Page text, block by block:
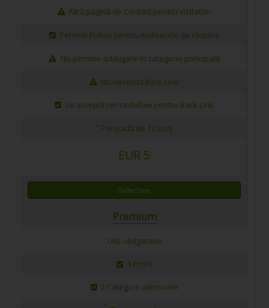
Fără pagină de Contact pentru vizitatori
Permite Follow pentru motoarele de căutare
Nu permite adăugare în categorie principală
Nu necesită Back Link
Se acceptă rel=nofollow pentru Back Link
* Perioadă de 12 Luni
EUR 5
Selectare
Premium
URL obligatoriu
1 Profil
2 Categorii adiționale